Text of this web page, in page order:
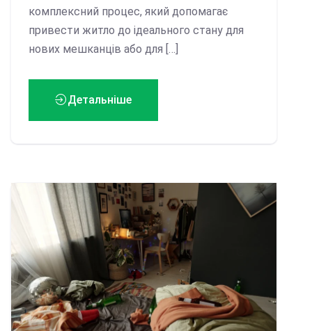
комплексний процес, який допомагає
привести житло до ідеального стану для
нових мешканців або для […]
Детальніше